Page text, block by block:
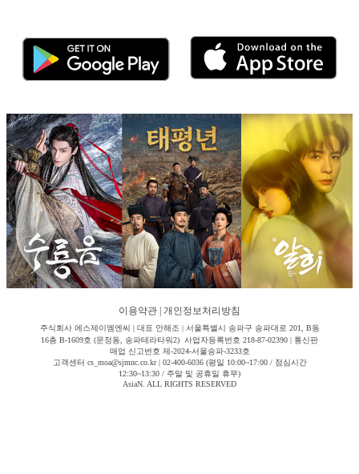
이용약관 개인정보처리방침
주식회사 에스제이엠엔씨 | 대표 안해조 | 서울특별시 송파구 송파대로 201, B동
16층 B-1609호 (문정동, 송파테라타워2) 사업자등록번호 218-87-02390 | 통신판
매업 신고번호 제-2024-서울송파-3233호
고객센터 cs_moa@sjmnc.co.kr | 02-400-6036 (평일 10:00~17:00 / 점심시간
12:30~13:30 / 주말 및 공휴일 휴무)
AsiaN. ALL RIGHTS RESERVED